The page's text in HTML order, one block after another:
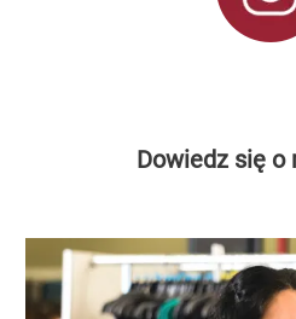
Dowiedz się o